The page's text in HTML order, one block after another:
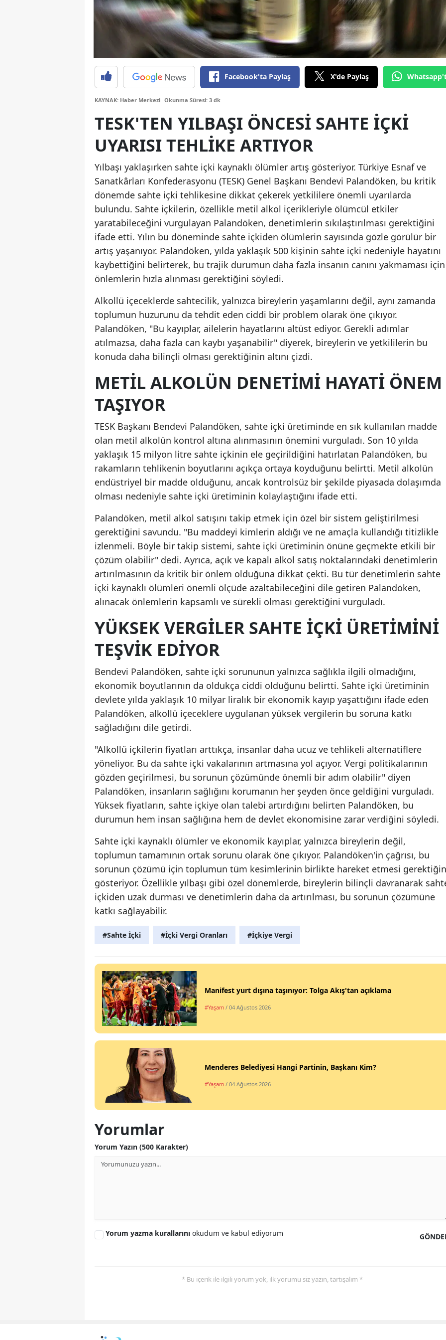
Edirne
Elazığ
Erzincan
Erzurum
Hakkari
Hatay
Isparta
Mersin
İstanbul
Kars
Kastamonu
Kayseri
Kırşehir
Konya
Kütahya
Manisa
Kahramanmaraş
Mardin
Muğla
Muş
Nevşehir
Niğde
Ordu
Sakarya
Samsun
Siirt
Sivas
Tekirdağ
Tokat
Trabzon
Şanlıurfa
Uşak
Van
Karaman
Batman
Facebook'ta Paylaş X'de Paylaş
KAYNAK: Haber Merkezi Okunma Süresi: 3 dk
TESK'TEN YILBAŞI ÖNCESI SAHTE İÇKI
UYARISI TEHLIKE ARTIYOR
Yılbaşı yaklaşırken sahte içki kaynaklı ölümler artış gösteriyor. Türkiye Esnaf ve
Sanatkârları Konfederasyonu (TESK) Genel Başkanı Bendevi Palandöken, bu kritik
dönemde sahte içki tehlikesine dikkat çekerek yetkililere önemli uyarılarda
bulundu. Sahte içkilerin, özellikle metil alkol içerikleriyle ölümcül etkiler
yaratabileceğini vurgulayan Palandöken, denetimlerin sıkılaştırılması gerektiğini
ifade etti. Yılın bu döneminde sahte içkiden ölümlerin sayısında gözle görülür bir
artış yaşanıyor. Palandöken, yılda yaklaşık 500 kişinin sahte içki nedeniyle hayatını
kaybettiğini belirterek, bu trajik durumun daha fazla insanın canını yakmaması için
önlemlerin hızla alınması gerektiğini söyledi.
Alkollü içeceklerde sahtecilik, yalnızca bireylerin yaşamlarını değil, aynı zamanda
toplumun huzurunu da tehdit eden ciddi bir problem olarak öne çıkıyor.
Palandöken, "Bu kayıplar, ailelerin hayatlarını altüst ediyor. Gerekli adımlar
atılmazsa, daha fazla can kaybı yaşanabilir" diyerek, bireylerin ve yetkililerin bu
konuda daha bilinçli olması gerektiğinin altını çizdi.
METIL ALKOLÜN DENETIMI HAYATI ÖNEM
TAŞIYOR
TESK Başkanı Bendevi Palandöken, sahte içki üretiminde en sık kullanılan madde
olan metil alkolün kontrol altına alınmasının önemini vurguladı. Son 10 yılda
yaklaşık 15 milyon litre sahte içkinin ele geçirildiğini hatırlatan Palandöken, bu
rakamların tehlikenin boyutlarını açıkça ortaya koyduğunu belirtti. Metil alkolün
endüstriyel bir madde olduğunu, ancak kontrolsüz bir şekilde piyasada dolaşımda
olması nedeniyle sahte içki üretiminin kolaylaştığını ifade etti.
Palandöken, metil alkol satışını takip etmek için özel bir sistem geliştirilmesi
gerektiğini savundu. "Bu maddeyi kimlerin aldığı ve ne amaçla kullandığı titizlikle
izlenmeli. Böyle bir takip sistemi, sahte içki üretiminin önüne geçmekte etkili bir
çözüm olabilir" dedi. Ayrıca, açık ve kapalı alkol satış noktalarındaki denetimlerin
artırılmasının da kritik bir önlem olduğuna dikkat çekti. Bu tür denetimlerin sahte
içki kaynaklı ölümleri önemli ölçüde azaltabileceğini dile getiren Palandöken,
alınacak önlemlerin kapsamlı ve sürekli olması gerektiğini vurguladı.
YÜKSEK VERGILER SAHTE İÇKI ÜRETIMINI
TEŞVIK EDIYOR
Bendevi Palandöken, sahte içki sorununun yalnızca sağlıkla ilgili olmadığını,
ekonomik boyutlarının da oldukça ciddi olduğunu belirtti. Sahte içki üretiminin
devlete yılda yaklaşık 10 milyar liralık bir ekonomik kayıp yaşattığını ifade eden
Palandöken, alkollü içeceklere uygulanan yüksek vergilerin bu soruna katkı
sağladığını dile getirdi.
"Alkollü içkilerin fiyatları arttıkça, insanlar daha ucuz ve tehlikeli alternatiflere
yöneliyor. Bu da sahte içki vakalarının artmasına yol açıyor. Vergi politikalarının
gözden geçirilmesi, bu sorunun çözümünde önemli bir adım olabilir" diyen
Palandöken, insanların sağlığını korumanın her şeyden önce geldiğini vurguladı.
Yüksek fiyatların, sahte içkiye olan talebi artırdığını belirten Palandöken, bu
durumun hem insan sağlığına hem de devlet ekonomisine zarar verdiğini söyledi.
Sahte içki kaynaklı ölümler ve ekonomik kayıplar, yalnızca bireylerin değil,
toplumun tamamının ortak sorunu olarak öne çıkıyor. Palandöken'in çağrısı, bu
sorunun çözümü için toplumun tüm kesimlerinin birlikte hareket etmesi
gösteriyor. Özellikle yılbaşı gibi özel dönemlerde, bireylerin bilinçli davranarak
içkiden uzak durması ve denetimlerin daha da artırılması, bu sorunun çözümüne
katkı sağlayabilir.
#Sahte İçki #İçki Vergi Oranları #İçkiye Vergi
Manifest yurt dışına taşınıyor: Tolga Akış'tan açıklama
#Yaşam / 04 Ağustos 2026
Menderes Belediyesi Hangi Partinin, Başkanı Kim?
#Yaşam / 04 Ağustos 2026
Yorumlar
Yorum Yazın (500 Karakter)
Yorum yazma kurallarını okudum ve kabul ediyorum
* Bu içerik ile ilgili yorum yok, ilk yorumu siz yazın, tartışalım *